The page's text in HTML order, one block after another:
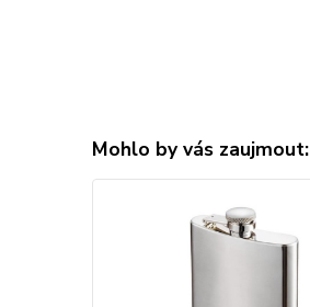
Mohlo by vás zaujmout: